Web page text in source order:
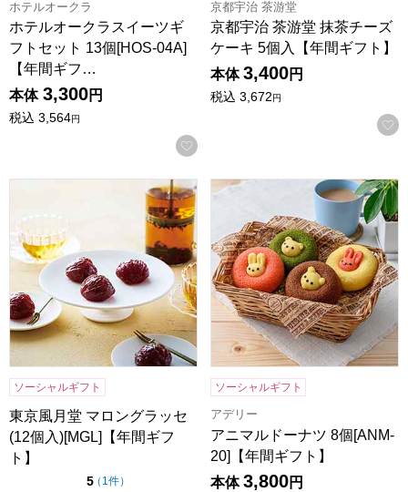
ホテルオークラ
ホテルオークラスイーツギ
フトセット 13個[HOS-04A]
【年間ギフ…
本体 3,300円
税込 3,564円
お気に入りに登録する
京都宇治 茶游堂
京都宇治 茶游堂 抹茶チーズ
ケーキ 5個入【年間ギフト】
本体 3,400円
税込 3,672円
東京風月堂 マロングラッセ(12個入)[MGL]【年間ギフト】
ソーシャルギフト
東京風月堂 マロングラッセ
(12個入)[MGL]【年間ギフ
ト】
5点（5点満点中）
（ 1件の評価
）
アニマルドーナツ 8個[ANM-
ソーシャルギフト
アデリー
アニマルドーナツ 8個[ANM-
20]【年間ギフト】
本体 3,800円